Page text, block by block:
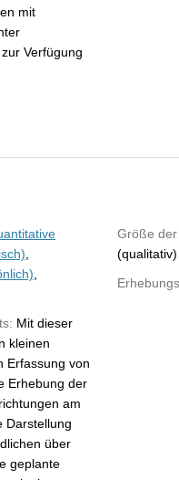
mit
Verfügung
Mit dieser
kleinen
Erfassung von
Erhebung der
am
Darstellung
über
geplante
Größe